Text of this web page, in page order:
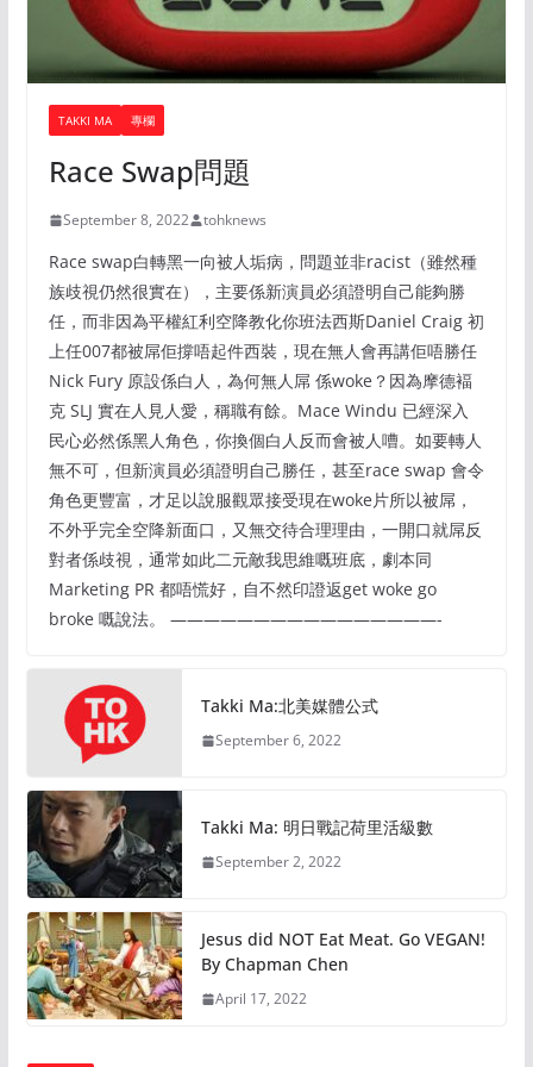
TAKKI MA 專欄
Race Swap問題
September 8, 2022 tohknews
Race swap白轉黑一向被人垢病，問題並非racist（雖然種
族歧視仍然很實在），主要係新演員必須證明自己能夠勝
任，而非因為平權紅利空降教化你班法西斯Daniel Craig 初
上任007都被屌佢撐唔起件西裝，現在無人會再講佢唔勝任
Nick Fury 原設係白人，為何無人屌 係woke？因為摩德褔
克 SLJ 實在人見人愛，稱職有餘。Mace Windu 已經深入
民心必然係黑人角色，你換個白人反而會被人嘈。如要轉人
無不可，但新演員必須證明自己勝任，甚至race swap 會令
角色更豐富，才足以說服觀眾接受現在woke片所以被屌，
不外乎完全空降新面口，又無交待合理理由，一開口就屌反
對者係歧視，通常如此二元敵我思維嘅班底，劇本同
Marketing PR 都唔慌好，自不然印證返get woke go
broke 嘅說法。 ————————————————-
Takki Ma:北美媒體公式
September 6, 2022
Takki Ma: 明日戰記荷里活級數
September 2, 2022
Jesus did NOT Eat Meat. Go VEGAN!
By Chapman Chen
April 17, 2022